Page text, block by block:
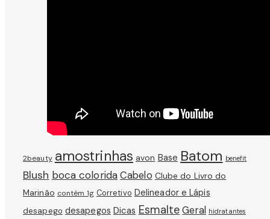
2beauty amostrinhas avon Base Batom benefit
Blush boca coloridaCabelo Clube do Livro do
Marinão contém 1g Corretivo Delineador e Lápis
desapego desapegos Dicas Esmalte Geral hidratantes